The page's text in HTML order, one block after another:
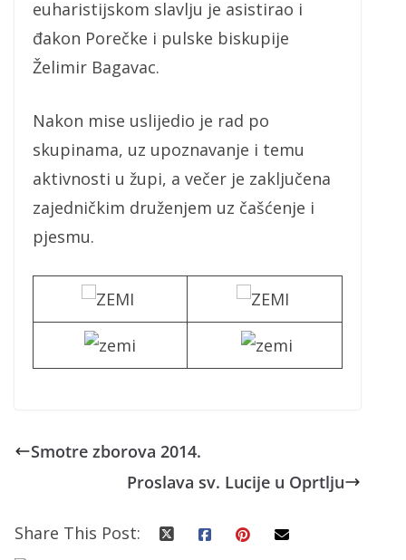
euharistijskom slavlju je asistirao i
đakon Porečke i pulske biskupije
Želimir Bagavac.
Nakon mise uslijedio je rad po
skupinama, uz upoznavanje i temu
aktivnosti u župi, a večer je zaključena
zajedničkim druženjem uz čašćenje i
pjesmu.
Smotre zborova 2014.
Proslava sv. Lucije u Oprtlju
Share This Post: